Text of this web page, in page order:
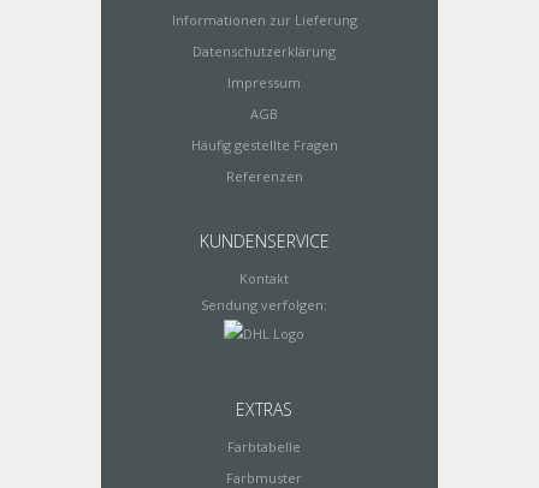
Informationen zur Lieferung
Datenschutzerklärung
Impressum
AGB
Häufig gestellte Fragen
Referenzen
KUNDENSERVICE
Kontakt
Sendung verfolgen:
EXTRAS
Farbtabelle
Farbmuster